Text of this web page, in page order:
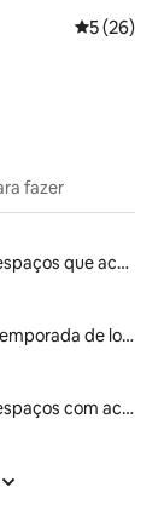
5 de uma
5 (26)
fazer
Aluguéis de espaços que aceitam animais de estimação
Aluguel por temporada de lofts
Aluguéis de espaços com acesso direto a pistas de esqui